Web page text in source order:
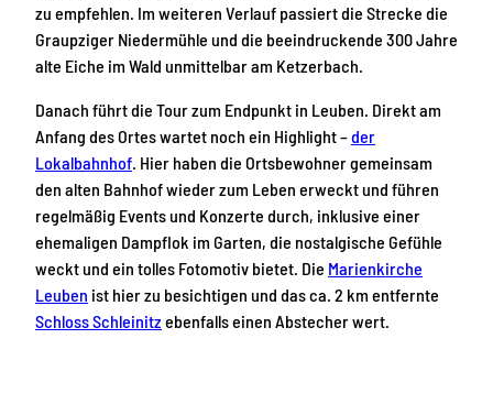
zu empfehlen. Im weiteren Verlauf passiert die Strecke die
Graupziger Niedermühle und die beeindruckende 300 Jahre
alte Eiche im Wald unmittelbar am Ketzerbach.
Danach führt die Tour zum Endpunkt in Leuben. Direkt am
Anfang des Ortes wartet noch ein Highlight –der
Lokalbahnhof. Hier haben die Ortsbewohner gemeinsam
den alten Bahnhof wieder zum Leben erweckt und führen
regelmäßig Events und Konzerte durch, inklusive einer
ehemaligen Dampflok im Garten, die nostalgische Gefühle
weckt und ein tolles Fotomotiv bietet. Die Marienkirche
Leuben ist hier zu besichtigen und das ca. 2 km entfernte
Schloss Schleinitz ebenfalls einen Abstecher wert.